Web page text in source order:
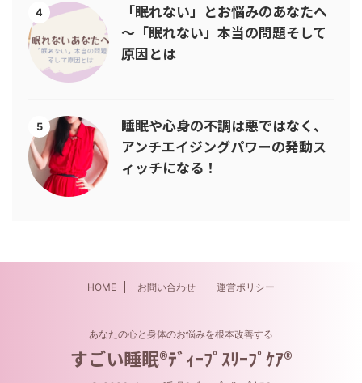
4
「眠れない」とお悩みのあなたへ
～「眠れない」本当の問題そして
原因とは
5
睡眠や心身の不調は悪ではなく、
アンチエイジングパワーの発動ス
ィッチになる！
HOME お問い合わせ 運営ポリシー
あなたの心と身体のお悩みを根本改善する
すごい睡眠®ﾃﾞｨｰﾌﾟｽﾘｰﾌﾟｹｱ®︎